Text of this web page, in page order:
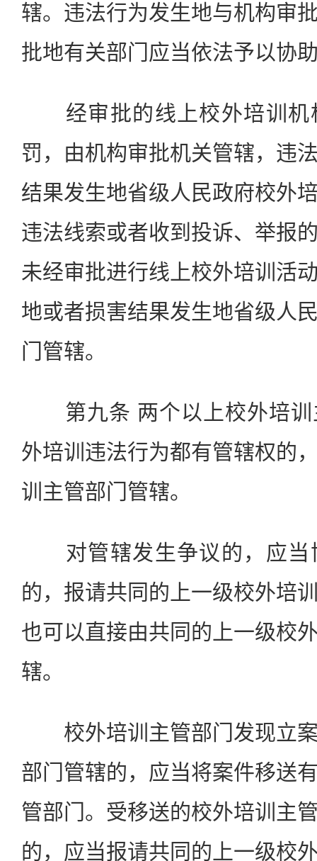
辖。违法行为发生地与机构审
批地有关部门应当依法予以协
经审批的线上校外培训机
罚，由机构审批机关管辖，违
结果发生地省级人民政府校外
违法线索或者收到投诉、举报
未经审批进行线上校外培训活
地或者损害结果发生地省级人
门管辖。
第九条 两个以上校外培训
外培训违法行为都有管辖权的
训主管部门管辖。
对管辖发生争议的，应当
的，报请共同的上一级校外培
也可以直接由共同的上一级校
辖。
校外培训主管部门发现立案
部门管辖的，应当将案件移送
管部门。受移送的校外培训主
的，应当报请共同的上一级校